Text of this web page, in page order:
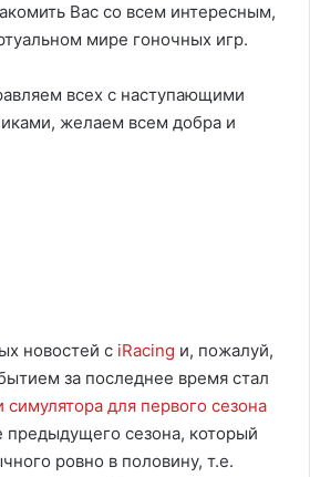
Вас со всем интересным,
мире гоночных игр.
всех с наступающими
желаем всем добра и
новостей с iRacing и, пожалуй,
за последнее время стал
симулятора для первого сезона
предыдущего сезона, который
ровно в половину, т.е.